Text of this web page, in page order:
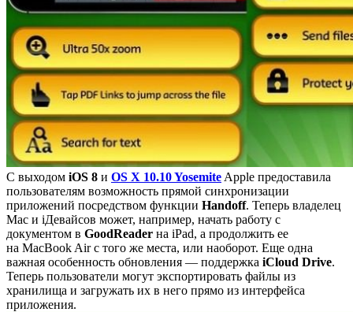
С выходом iOS 8 и OS X 10.10 Yosemite Apple предоставила
пользователям возможность прямой синхронизации
приложений посредством функции Handoff. Теперь владелец
Mac и iДевайсов может, например, начать работу с
документом в GoodReader на iPad, а продолжить ее
на MacBook Air с того же места, или наоборот. Еще одна
важная особенность обновления — поддержка iCloud Drive.
Теперь пользователи могут экспортировать файлы из
хранилища и загружать их в него прямо из интерфейса
приложения.